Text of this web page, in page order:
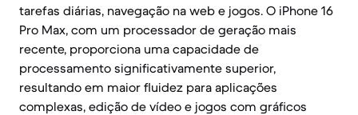
tarefas diárias, navegação na web e jogos. O iPhone 16
Pro Max, com um processador de geração mais
recente, proporciona uma capacidade de
processamento significativamente superior,
resultando em maior fluidez para aplicações
complexas, edição de vídeo e jogos com gráficos